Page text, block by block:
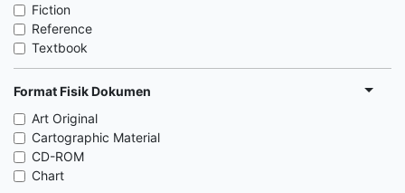
Fiction
Reference
Textbook
Format Fisik Dokumen
Art Original
Cartographic Material
CD-ROM
Chart